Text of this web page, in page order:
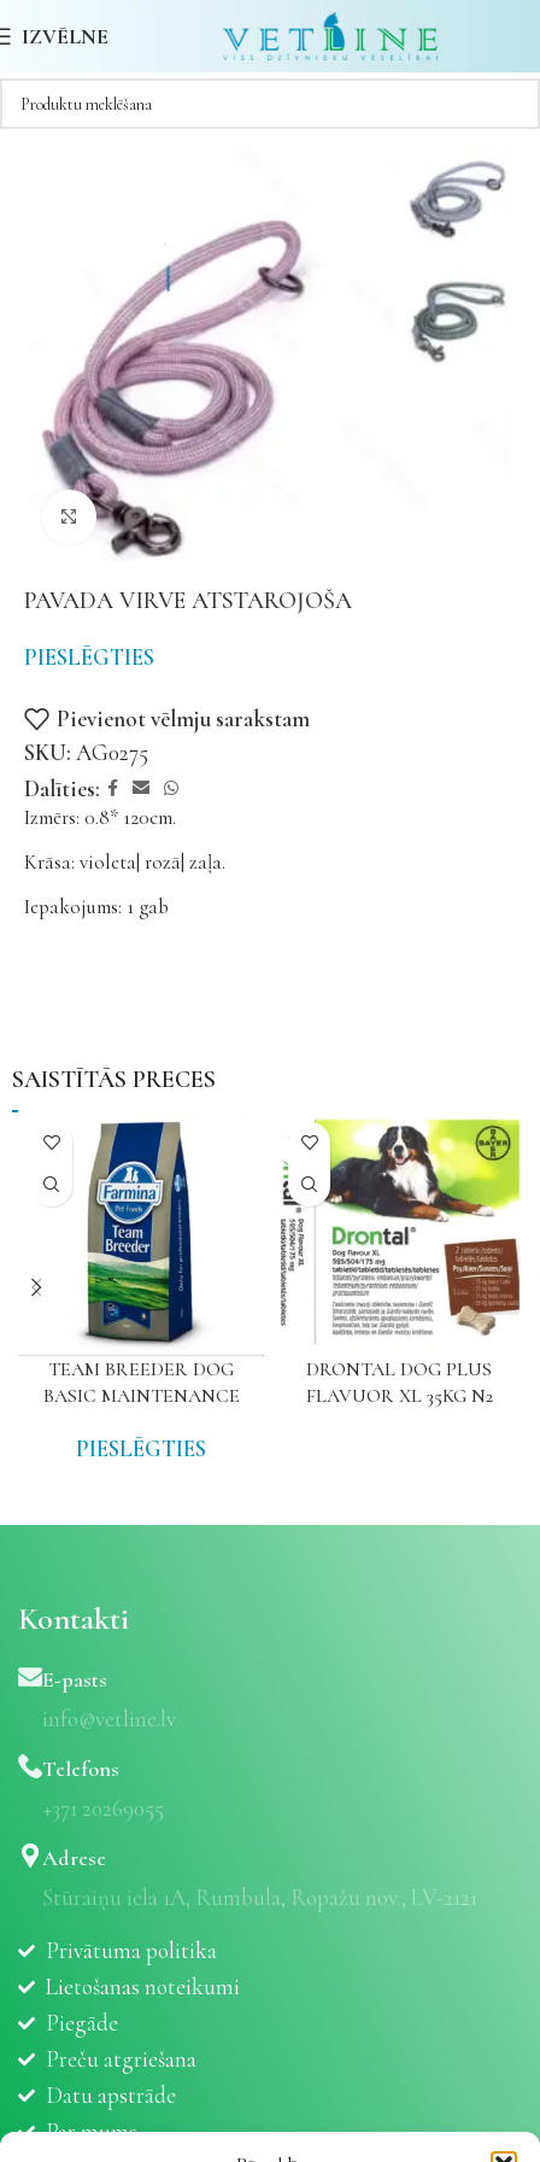
IZVĒLNE
Noklikšķiniet, lai palielinātu
PAVADA VIRVE ATSTAROJOŠA
PIESLĒGTIES
Pievienot vēlmju sarakstam
SKU: AG0275
Dalīties:
Izmērs: 0.8* 120cm.
Krāsa: violeta| rozā| zaļa.
Iepakojums: 1 gab
SAISTĪTĀS PRECES
TEAM BREEDER DOG
BASIC MAINTENANCE
PIESLĒGTIES
NAV
DRONTAL DOG PLUS
FLAVUOR XL 35KG N2
Kontakti
E-pasts
info@vetline.lv
Telefons
+371 20269055
Adrese
Stūraiņu iela 1A, Rumbula, Ropažu nov., LV-2121
Privātuma politika
Lietošanas noteikumi
Piegāde
Preču atgriešana
Datu apstrāde
Par mums